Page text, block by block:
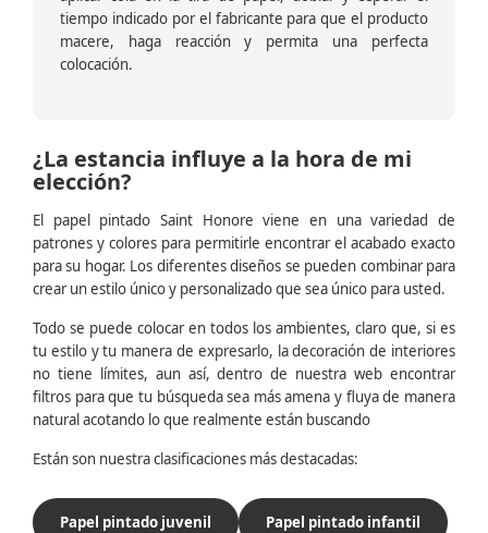
tiempo indicado por el fabricante para que el producto
macere, haga reacción y permita una perfecta
colocación.
¿La estancia influye a la hora de mi
elección?
El papel pintado Saint Honore viene en una variedad de
patrones y colores para permitirle encontrar el acabado exacto
para su hogar. Los diferentes diseños se pueden combinar para
crear un estilo único y personalizado que sea único para usted.
Todo se puede colocar en todos los ambientes, claro que, si es
tu estilo y tu manera de expresarlo, la decoración de interiores
no tiene límites, aun así, dentro de nuestra web encontrar
filtros para que tu búsqueda sea más amena y fluya de manera
natural acotando lo que realmente están buscando
Están son nuestra clasificaciones más destacadas:
Papel pintado juvenil Papel pintado infantil